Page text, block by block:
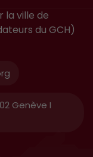
la ville de
du GCH)
Genève I